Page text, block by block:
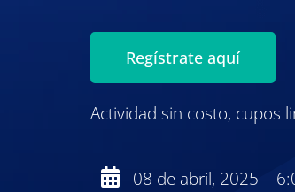
Regístrate aquí
Actividad sin costo, cupos
08 de abril, 2025 –